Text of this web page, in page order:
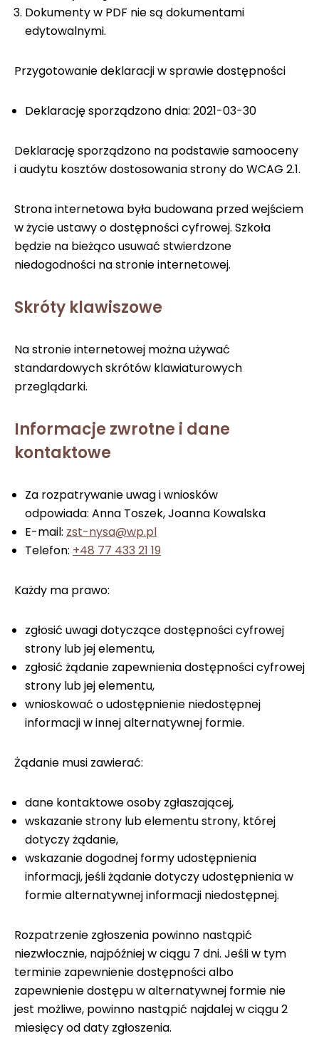
Dokumenty w PDF nie są dokumentami
edytowalnymi.
Przygotowanie deklaracji w sprawie dostępności
Deklarację sporządzono dnia: 2021-03-30
Deklarację sporządzono na podstawie samooceny
i audytu kosztów dostosowania strony do WCAG 2.1.
Strona internetowa była budowana przed wejściem
w życie ustawy o dostępności cyfrowej. Szkoła
będzie na bieżąco usuwać stwierdzone
niedogodności na stronie internetowej.
Skróty klawiszowe
Na stronie internetowej można używać
standardowych skrótów klawiaturowych
przeglądarki.
Informacje zwrotne i dane
kontaktowe
Za rozpatrywanie uwag i wniosków
odpowiada: Anna Toszek, Joanna Kowalska
E-mail: zst-nysa@wp.pl
Telefon: +48 77 433 21 19
Każdy ma prawo:
zgłosić uwagi dotyczące dostępności cyfrowej
strony lub jej elementu,
zgłosić żądanie zapewnienia dostępności cyfrowej
strony lub jej elementu,
wnioskować o udostępnienie niedostępnej
informacji w innej alternatywnej formie.
Żądanie musi zawierać:
dane kontaktowe osoby zgłaszającej,
wskazanie strony lub elementu strony, której
dotyczy żądanie,
wskazanie dogodnej formy udostępnienia
informacji, jeśli żądanie dotyczy udostępnienia w
formie alternatywnej informacji niedostępnej.
Rozpatrzenie zgłoszenia powinno nastąpić
niezwłocznie, najpóźniej w ciągu 7 dni. Jeśli w tym
terminie zapewnienie dostępności albo
zapewnienie dostępu w alternatywnej formie nie
jest możliwe, powinno nastąpić najdalej w ciągu 2
miesięcy od daty zgłoszenia.